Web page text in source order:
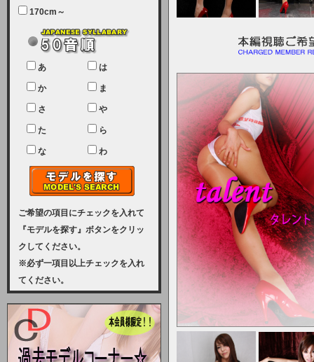
のみになっております。大変ご迷惑
キャシュでの決済は可能ですので、
宜しくお願い致します。
2024-02-23 (金)
【クレジットカード決済について】
只今、クレジットカード会社の都合
により決済ができない状況です。
ユーザー様には、大変ご迷惑をおか
けいたしまして申し訳ございませ
ん。
2023-08-31 (木)
【サーバーメンテナンス実施のお知
らせ】
2023年 9月10日（日曜日）午前8：
サーバーメンテナンスを実施いたし
ます。その為、アクセスはできませ
ますが、ご理解の程を宜しくお願い
致します。
2022-09-01 (木)
170cm～
あ は
か ま
さ や
た ら
な わ
ご希望の項目にチェックを入れて
『モデルを探す』ボタンをクリッ
クしてください。
※必ず一項目以上チェックを入れ
てください。